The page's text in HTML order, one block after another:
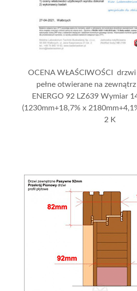
OCENA WŁAŚCIWOŚCI
pełne otwierane na
ENERGO 92 LZ639 Wymiar
(1230mm+18,7% x
2 K